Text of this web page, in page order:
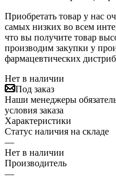
Приобретать товар у нас
самых низких во всем
что вы получите товар
производим закупки у
фармацевтических
Нет в наличии
Под заказ
Наши менеджеры
условия заказа
Характеристики
Статус наличия на складе
—
Нет в наличии
Производитель
—